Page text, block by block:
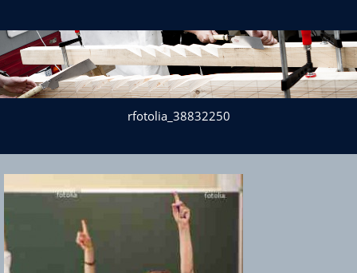
rfotolia_38832250